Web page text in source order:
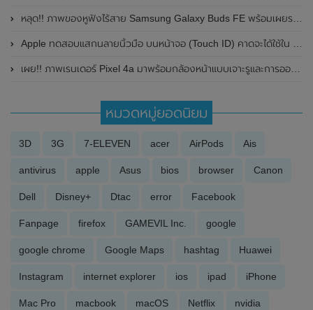
หลุด!! ภาพของหูฟังไร้สาย Samsung Galaxy Buds FE พร้อมเผยรายละเอียดสเปกบางส่วน
Apple ทดสอบแสกนลายนิ้วมือ บนหน้าจอ (Touch ID) คาดจะได้ใช้ใน iPhone รุ่นหน้า
เผย!! ภาพเรนเดอร์ Pixel 4a มาพร้อมกล้องหน้าแบบเจาะรูและการออกแบบที่คุ้นเคย
หมวดหมู่ยอดนิยม
3D 3G 7-ELEVEN acer AirPods Ais
antivirus apple Asus bios browser Canon
Dell Disney+ Dtac error Facebook
Fanpage firefox GAMEVIL Inc. google
google chrome Google Maps hashtag Huawei
Instagram internet explorer ios ipad iPhone
Mac Pro macbook macOS Netflix nvidia